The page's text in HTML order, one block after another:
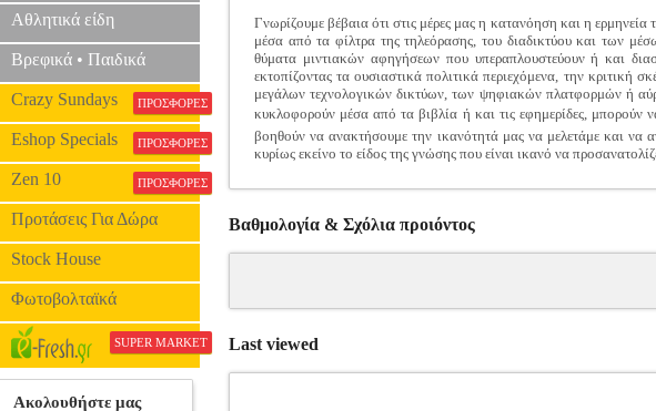
Αθλητικά είδη
Βρεφικά • Παιδικά
Crazy Sundays ΠΡΟΣΦΟΡΕΣ
Eshop Specials ΠΡΟΣΦΟΡΕΣ
Zen 10 ΠΡΟΣΦΟΡΕΣ
Προτάσεις Για Δώρα
Stock House
Φωτοβολταϊκά
SUPER MARKET
Γνωρίζουμε βέβαια ότι στις μέρες μας η κατανόηση και η
μέσα από τα φίλτρα της τηλεόρασης, του διαδικτύου και των
θύματα μιντιακών αφηγήσεων που υπεραπλουστεύουν ή και
εκτοπίζοντας τα ουσιαστικά πολιτικά περιεχόμενα, την κριτική
μεγάλων τεχνολογικών δικτύων, των ψηφιακών πλατφορμών ή
κυκλοφορούν μέσα από τα βιβλία ή και τις εφημερίδες,
βοηθούν να ανακτήσουμε την ικανότητά μας να μελετάμε και να
κυρίως εκείνο το είδος της γνώσης που είναι ικανό να
Βαθμολογία & Σχόλια προιόντος
Last viewed